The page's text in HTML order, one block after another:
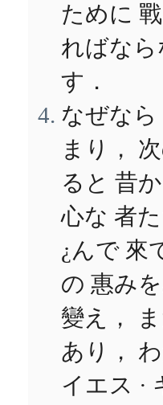
ために
ればな
す．
なぜなら
まり，
ると 昔
心な 者
¿んで 來
の 惠み
變え，
あり，
イエス ·